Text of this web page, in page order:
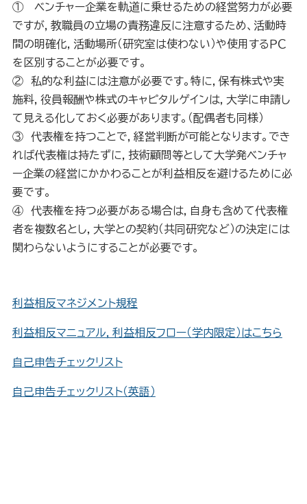
① ベンチャー企業を軌道に乗せるための経営努力が必要
ですが，教職員の立場の責務違反に注意するため、活動時
間の明確化，活動場所（研究室は使わない）や使用するＰＣ
を区別することが必要です。
② 私的な利益には注意が必要です。特に，保有株式や実
施料，役員報酬や株式のキャピタルゲインは，大学に申請し
て見える化しておく必要があります。（配偶者も同様）
③ 代表権を持つことで，経営判断が可能となります。でき
れば代表権は持たずに，技術顧問等として大学発ベンチャ
ー企業の経営にかかわることが利益相反を避けるために必
要です。
④ 代表権を持つ必要がある場合は，自身も含めて代表権
者を複数名とし，大学との契約（共同 研究など）の決定には
関わらないようにすることが必要です。
利益相反マネジメント規程
利益相反マニュアル，利益相反フロー（学内限定）はこちら
自己申告チェックリスト
自己申告チェックリスト（英語）